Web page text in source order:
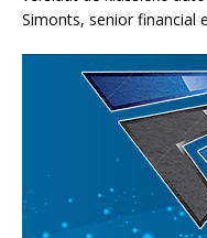
Simonts, senior financial